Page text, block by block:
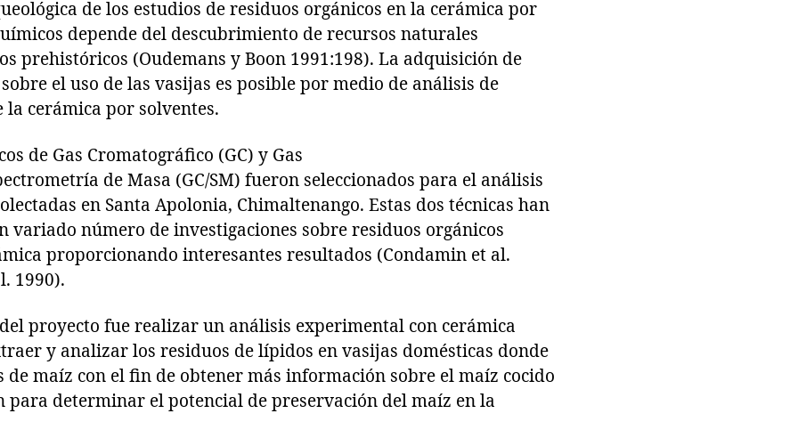
de los estudios de residuos orgánicos en la cerámica por
depende del descubrimiento de recursos naturales
prehistóricos (Oudemans y Boon 1991:198). La adquisición de
el uso de las vasijas es posible por medio de análisis de
cerámica por solventes.
de Gas Cromatográfico (GC) y Gas
de Masa (GC/SM) fueron seleccionados para el análisis
en Santa Apolonia, Chimaltenango. Estas dos técnicas han
variado número de investigaciones sobre residuos orgánicos
proporcionando interesantes resultados (Condamin et al.
1990).
proyecto fue realizar un análisis experimental con cerámica
y analizar los residuos de lípidos en vasijas domésticas donde
de maíz con el fin de obtener más información sobre el maíz cocido
para determinar el potencial de preservación del maíz en la